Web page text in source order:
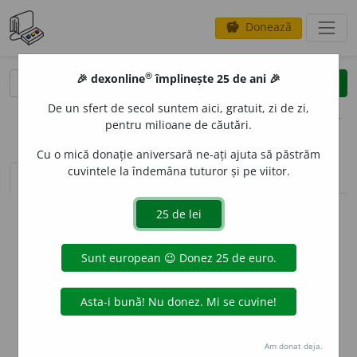
savings Donează
clear
opțiuni
sinteza definițiilor (1) definiții (1) declinări
info
Aceste definiții sunt compilate de
echipa dexonline. Definițiile
originale se află pe filadefiniții.
preferințe
🎉 dexonline® împlinește 25 de ani 🎉
De un sfert de secol suntem aici, gratuit, zi de zi,
pentru milioane de căutări.
Cu o mică donație aniversară ne-ați ajuta să păstrăm
cuvintele la îndemâna tuturor și pe viitor.
Am donat deja.